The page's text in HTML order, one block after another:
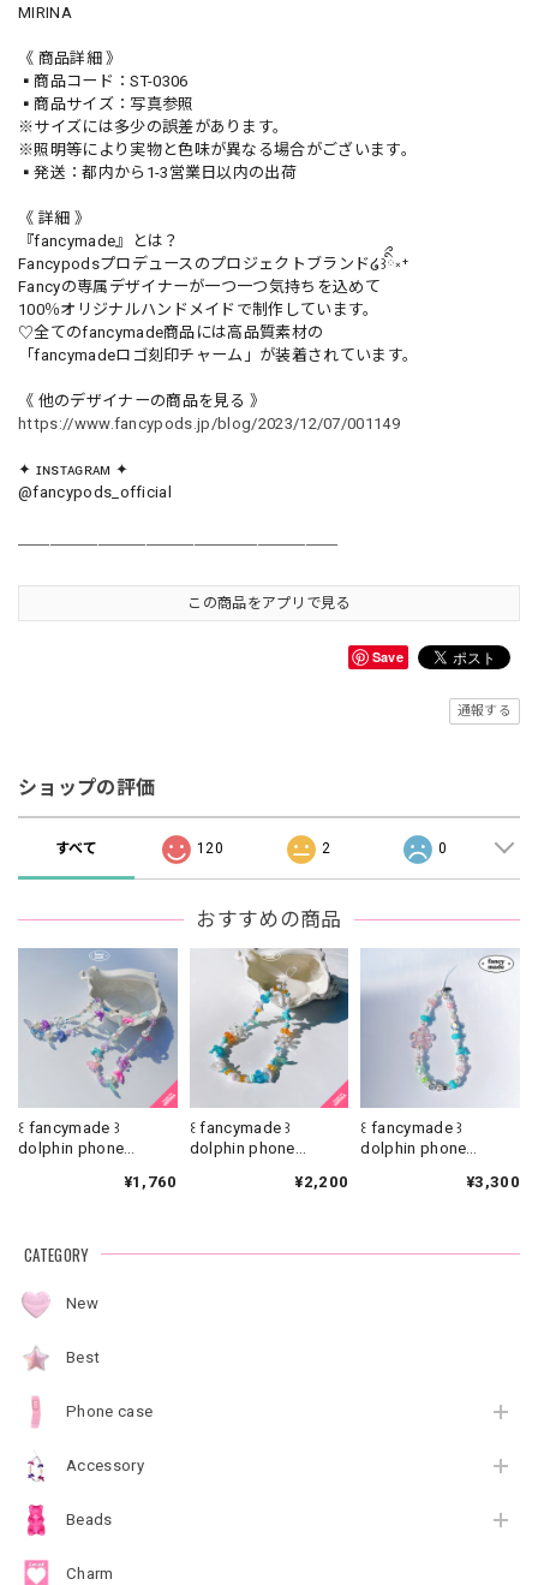
MIRINA
《 商品詳細 》
▪️商品コード：ST-0306
▪️商品サイズ：写真参照
※サイズには多少の誤差があります。
※照明等により実物と色味が異なる場合がございます。
▪️発送：都内から1-3営業日以内の出荷
《 詳細 》
『fancymade』とは？
Fancypodsプロデュースのプロジェクトブランド໒꒱ིྀ༝⁺
Fancyの専属デザイナーが一つ一つ気持ちを込めて
100％オリジナルハンドメイドで制作しています。
♡全てのfancymade商品には高品質素材の
「fancymadeロゴ刻印チャーム」が装着されています。
《 他のデザイナーの商品を見る 》
https://www.fancypods.jp/blog/2023/12/07/001149
✦ ɪɴsᴛᴀɢʀᴀᴍ ✦
@fancypods_official
この商品をアプリで見る
Save
通報する
ショップの評価
すべて 120 2 0
おすすめの商品
꒰ fancymade ꒱
dolphin phone
¥1,760
꒰ fancymade ꒱
dolphin phone
¥2,200
꒰ fancymade ꒱
dolphin phone
¥3,300
CATEGORY
New
Best
Phone case
Accessory
Beads
Charm